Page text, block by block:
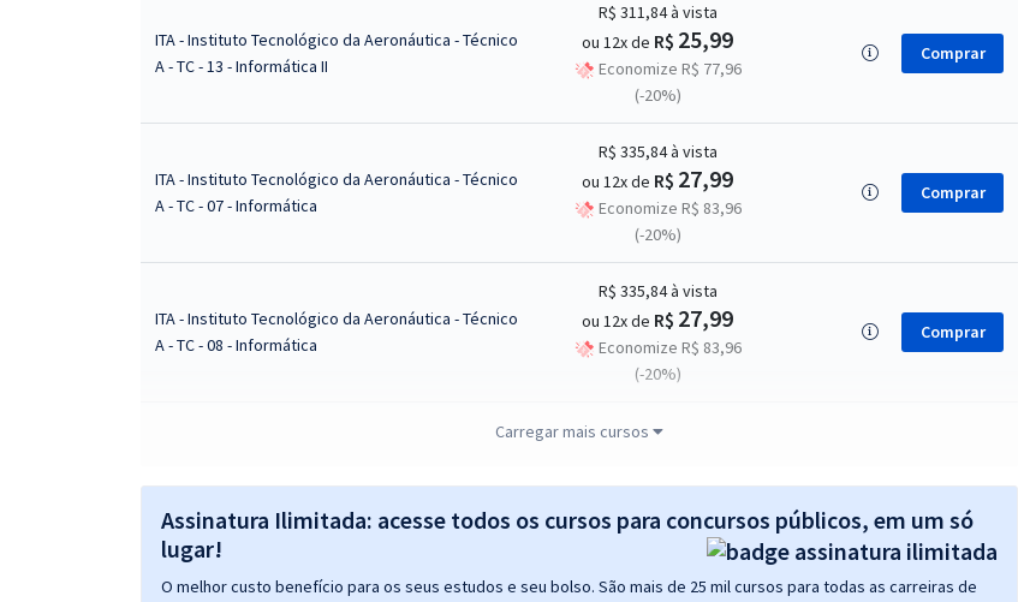
ITA - Instituto Tecnológico da Aeronáutica - Técnico
A - TC - 13 - Informática II
R$ 311,84à vista
ou 12x de R$ 25,99
Economize R$ 77,96
(-20%)
Comprar
ITA - Instituto Tecnológico da Aeronáutica - Técnico
A - TC - 07 - Informática
R$ 335,84à vista
ou 12x de R$ 27,99
Economize R$ 83,96
(-20%)
Comprar
ITA - Instituto Tecnológico da Aeronáutica - Técnico
A - TC - 08 - Informática
R$ 335,84à vista
ou 12x de R$ 27,99
Economize R$ 83,96
(-20%)
Comprar
R$ 327,84
Economize R$ 81,96
(-20%)
ITA - Instituto Tecnológico da Aeronáutica -
Carregar mais cursos
Assinatura Ilimitada: acesse todos os cursos para concursos públicos, em um só
lugar!
O melhor custo benefício para os seus estudos e seu bolso. São mais de 25 mil cursos para todas as carreiras de